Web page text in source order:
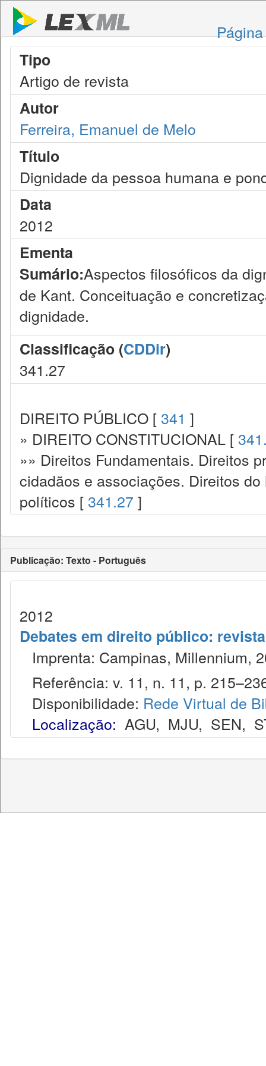
Tipo
Artigo de revista
Autor
Ferreira, Emanuel de Melo
Título
Dignidade da pessoa humana e
Data
2012
Ementa
Sumário:Aspectos filosóficos da
de Kant. Conceituação e
dignidade.
Classificação (CDDir)
341.27
DIREITO PÚBLICO [ 341 ]
» DIREITO CONSTITUCIONAL [
»» Direitos Fundamentais. Direitos
cidadãos e associações. Direitos
políticos [ 341.27 ]
Publicação: Texto - Português
2012
Debates em direito público:
Imprenta: Campinas, Millennium,
Referência: v. 11, n. 11, p.
Disponibilidade: Rede Virtual de
Localização: AGU, MJU, SEN,